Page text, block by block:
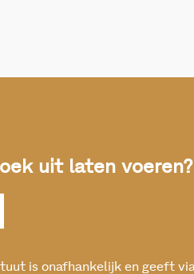
uit laten voeren?
is onafhankelijk en geeft